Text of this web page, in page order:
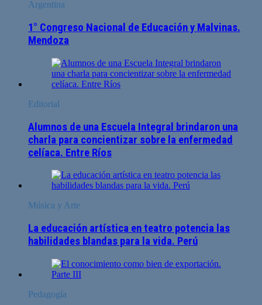
Argentina
1° Congreso Nacional de Educación y Malvinas.
Mendoza
Editorial
Alumnos de una Escuela Integral brindaron una
charla para concientizar sobre la enfermedad
celíaca. Entre Ríos
Música y Arte
La educación artística en teatro potencia las
habilidades blandas para la vida. Perú
Pedagogía